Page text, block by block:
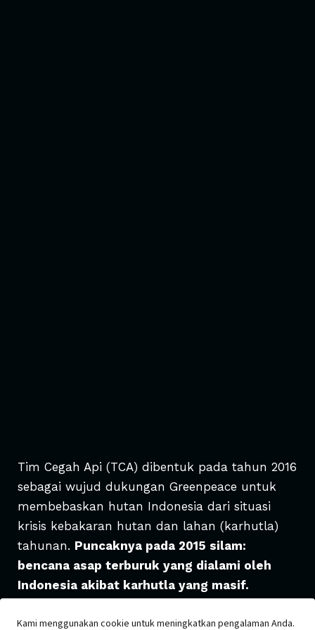
Kami menggunakan cookie untuk meningkatkan pengalaman Anda.
Tim Cegah Api (TCA) dibentuk pada tahun 2016
sebagai wujud dukungan Greenpeace untuk
membebaskan hutan Indonesia dari situasi
krisis kebakaran hutan dan lahan (karhutla)
tahunan. Puncaknya pada 2015 silam:
bencana asap terburuk yang dialami oleh
Indonesia akibat karhutla yang masif.
Datang dari relawan di berbagai daerah, TCA